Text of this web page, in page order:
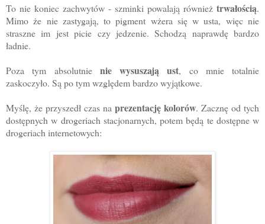
To nie koniec zachwytów - szminki powalają również trwałością.
Mimo że nie zastygają, to pigment wżera się w usta, więc nie
straszne im jest picie czy jedzenie. Schodzą naprawdę bardzo
ładnie.
Poza tym absolutnie nie wysuszają ust, co mnie totalnie
zaskoczyło. Są po tym względem bardzo wyjątkowe.
Myślę, że przyszedł czas na prezentację kolorów. Zacznę od tych
dostępnych w drogeriach stacjonarnych, potem będą te dostępne w
drogeriach internetowych: